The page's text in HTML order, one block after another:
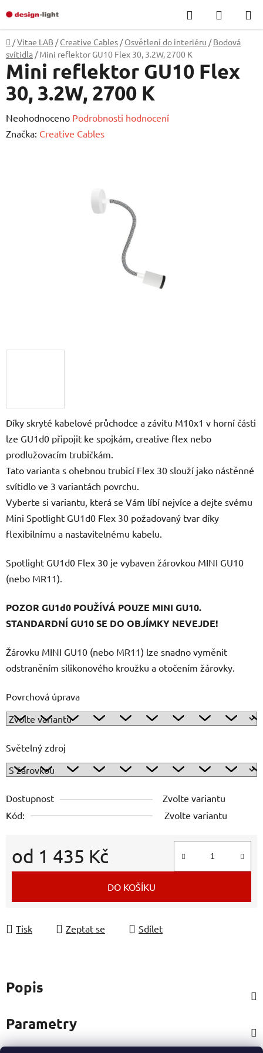
na
obsah
Hledat
KOŠÍK
Domů
/Vitae LAB / Creative Cables / Osvětlení do interiéru / Bodová
svítidla / Mini reflektor GU10 Flex 30, 3.2W, 2700 K
Díky skryté kabelové průchodce a závitu M10x1 v horní části
lze GU1d0 připojit ke spojkám, creative flex nebo
prodlužovacím trubičkám.
Tato varianta s ohebnou trubicí Flex 30 slouží jako nástěnné
svítidlo ve 3 variantách povrchu.
Vyberte si variantu, která se Vám líbí nejvíce a dejte svému
Mini Spotlight GU1d0 Flex 30 požadovaný tvar díky
flexibilnímu a nastavitelnému kabelu.
Spotlight GU1d0 Flex 30 je vybaven žárovkou MINI GU10
(nebo MR11).
POZOR GU1d0 POUŽÍVÁ POUZE MINI GU10.
STANDARDNÍ GU10 SE DO OBJÍMKY NEVEJDE!
Žárovku MINI GU10 (nebo MR11) lze snadno vyměnit
odstraněním silikonového kroužku a otočením žárovky.
Povrchová úprava
Světelný zdroj
Dostupnost
Zvolte variantu
Kód:
Zvolte variantu
od 1 435 Kč
Měrná cena:
DO KOŠÍKU
Tisk Zeptat se Sdílet
Mini reflektor GU10 Flex
30, 3.2W, 2700 K
Průměrné
hodnocení
Neohodnoceno Podrobnosti hodnocení
Značka: Creative Cables
Popis
Parametry